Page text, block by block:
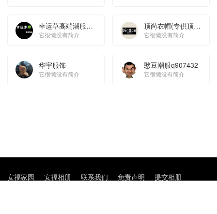
幸运草高端潮服
（正常上班）
它很懒没有简介
顶尚衣帽(专供顶级
货，不做通货)
它很懒没有简介
华宇服饰
它很懒没有简介
憨豆潮服q907432
它很懒没有简介
安福家园 安福相册 联系我们 免责声明 提交相册